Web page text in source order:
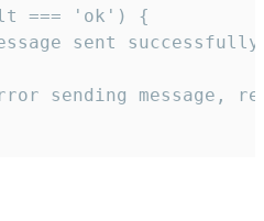
=== 'ok') {
sent
sending message,